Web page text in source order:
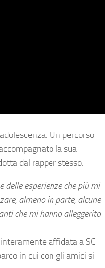
Un percorso
la sua
dal rapper stesso.
delle esperienze che più mi
almeno in parte, alcune
che mi hanno alleggerito
affidata a SC
in cui con gli amici si